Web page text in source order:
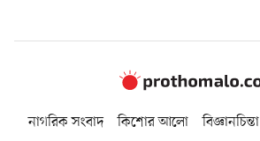
নাগরিক সংবাদ কিশোর আলো বিজ্ঞানচিন্তা